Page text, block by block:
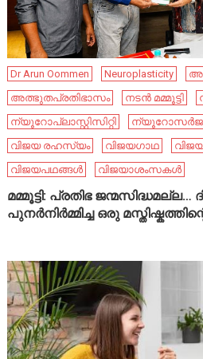
Dr Arun Oommen Neuroplasticity
അത്ഭുതപ്രതിഭാസം
നടൻ മമ്മൂട്ടി
ന്യൂറോപ്ലാസ്റ്റിസിറ്റി
വിജയ രഹസ്യം
വിജയഗാഥ
വിജയപഥങ്ങൾ
വിജയാശംസകൾ
മമ്മൂട്ടി: പ്രതിഭ
പുനർനിർമ്മിച്ച ഒരു